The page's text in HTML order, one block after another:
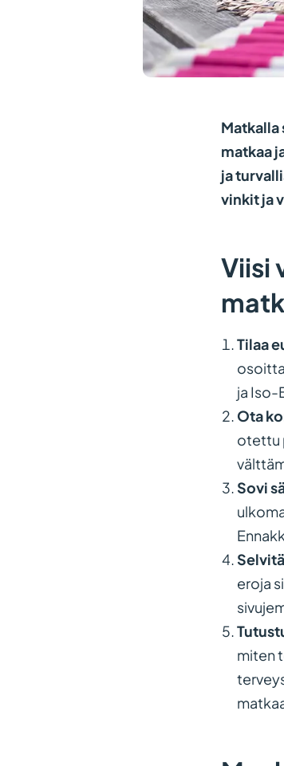
Matkalla
matkaa
ja
vinkit ja
Viisi
Tilaa
ja Iso-
Ota
otettu
Sovi
eroja
miten